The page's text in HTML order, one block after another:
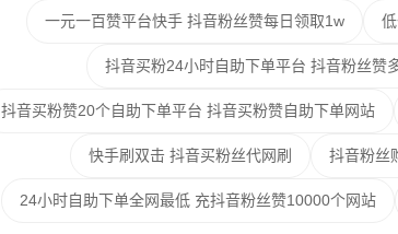
一元一百赞平台快手 抖音粉丝赞每日领取1w
抖音买粉24小时自助下单平台 抖音粉丝赞
抖音买粉赞20个自助下单平台 抖音买粉赞自助下单网站
快手刷双击 抖音买粉丝代网刷 抖音粉丝
24小时自助下单全网最低 充抖音粉丝赞10000个网站